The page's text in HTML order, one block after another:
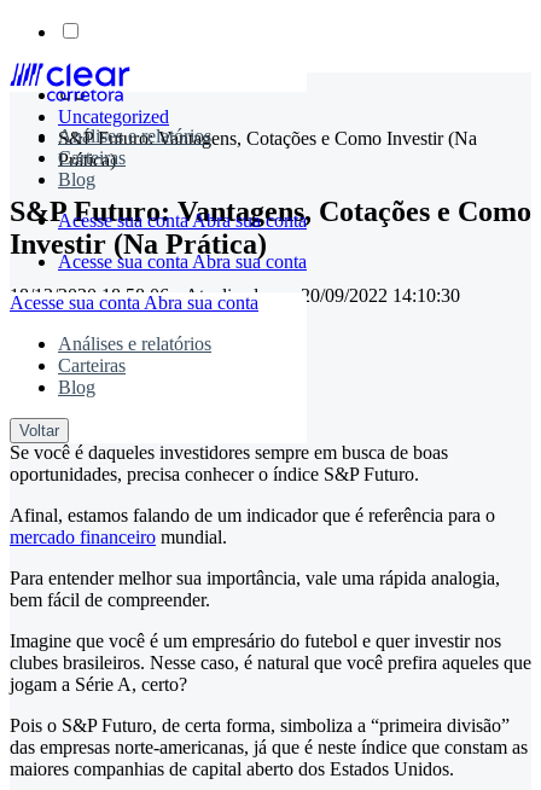
Skip
content
Análises e relatórios
Carteiras
Blog
Acesse sua contaAbra sua conta
Acesse sua conta Abra sua conta
Acesse sua conta Abra sua conta
Análises e relatórios
Carteiras
Blog
Voltar
Uncategorized
S&P Futuro: Vantagens, Cotações e Como Investir (Na
Prática)
S&P Futuro: Vantagens, Cotações e Como
Investir (Na Prática)
18/12/2020 18:58:06• Atualizado em 20/09/2022 14:10:30
timemaster
Se você é daqueles investidores sempre em busca de boas
oportunidades, precisa conhecer o índice S&P Futuro.
Afinal, estamos falando de um indicador que é referência para o
mercado financeiro mundial.
Para entender melhor sua importância, vale uma rápida analogia,
bem fácil de compreender.
Imagine que você é um empresário do futebol e quer investir nos
clubes brasileiros. Nesse caso, é natural que você prefira aqueles que
jogam a Série A, certo?
Pois o S&P Futuro, de certa forma, simboliza a “primeira divisão”
das empresas norte-americanas, já que é neste índice que constam as
maiores companhias de capital aberto dos Estados Unidos.